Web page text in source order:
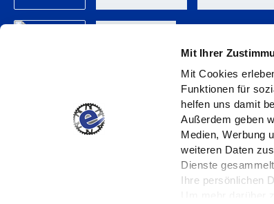
Mit Ihrer
Mit Cookies
Funktionen für
helfen uns damit
Außerdem geben
Medien, Werbung
weiteren Daten
Dienste
Ihre persönlichen